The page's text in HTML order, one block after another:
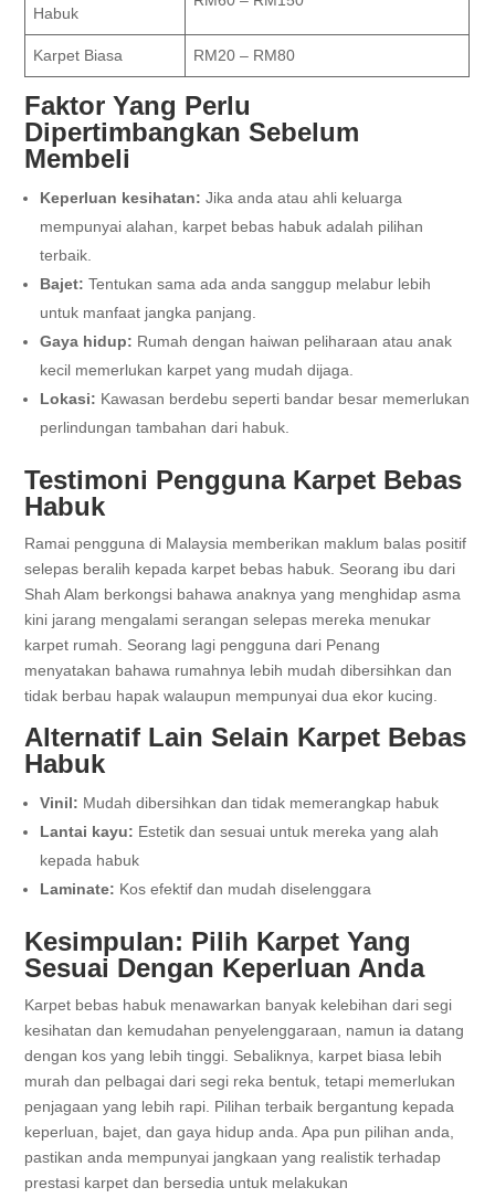
Habuk
Karpet Biasa RM20 – RM80
Faktor Yang Perlu
Dipertimbangkan Sebelum
Membeli
Keperluan kesihatan: Jika anda atau ahli keluarga
mempunyai alahan, karpet bebas habuk adalah pilihan
terbaik.
Bajet: Tentukan sama ada anda sanggup melabur lebih
untuk manfaat jangka panjang.
Gaya hidup: Rumah dengan haiwan peliharaan atau anak
kecil memerlukan karpet yang mudah dijaga.
Lokasi: Kawasan berdebu seperti bandar besar memerlukan
perlindungan tambahan dari habuk.
Testimoni Pengguna Karpet Bebas
Habuk
Ramai pengguna di Malaysia memberikan maklum balas positif
selepas beralih kepada karpet bebas habuk. Seorang ibu dari
Shah Alam berkongsi bahawa anaknya yang menghidap asma
kini jarang mengalami serangan selepas mereka menukar
karpet rumah. Seorang lagi pengguna dari Penang
menyatakan bahawa rumahnya lebih mudah dibersihkan dan
tidak berbau hapak walaupun mempunyai dua ekor kucing.
Alternatif Lain Selain Karpet Bebas
Habuk
Vinil: Mudah dibersihkan dan tidak memerangkap habuk
Lantai kayu: Estetik dan sesuai untuk mereka yang alah
kepada habuk
Laminate: Kos efektif dan mudah diselenggara
Kesimpulan: Pilih Karpet Yang
Sesuai Dengan Keperluan Anda
Karpet bebas habuk menawarkan banyak kelebihan dari segi
kesihatan dan kemudahan penyelenggaraan, namun ia datang
dengan kos yang lebih tinggi. Sebaliknya, karpet biasa lebih
murah dan pelbagai dari segi reka bentuk, tetapi memerlukan
penjagaan yang lebih rapi. Pilihan terbaik bergantung kepada
keperluan, bajet, dan gaya hidup anda. Apa pun pilihan anda,
pastikan anda mempunyai jangkaan yang realistik terhadap
prestasi karpet dan bersedia untuk melakukan